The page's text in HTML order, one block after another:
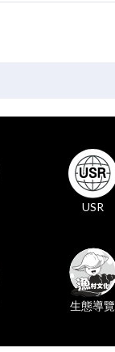
USR
生態導覽